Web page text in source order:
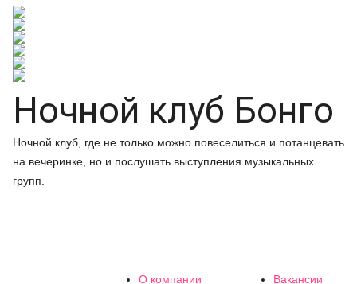
Ночной клуб Бонго
Ночной клуб, где не только можно повеселиться и потанцевать
на вечеринке, но и послушать выступления музыкальных
групп.
О компании Вакансии